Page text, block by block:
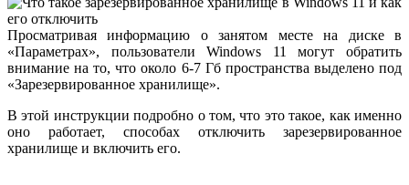
Просматривая информацию о занятом месте на диске в
«Параметрах», пользователи Windows 11 могут обратить
внимание на то, что около 6-7 Гб пространства выделено под
«Зарезервированное хранилище».
В этой инструкции подробно о том, что это такое, как именно
оно работает, способах отключить зарезервированное
хранилище и включить его.